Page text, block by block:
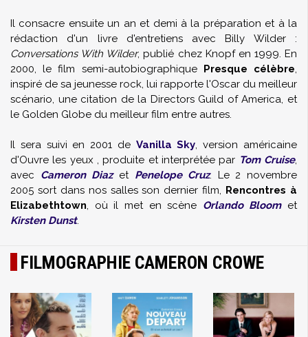
Il consacre ensuite un an et demi à la préparation et à la
rédaction d'un livre d'entretiens avec Billy Wilder :
Conversations With Wilder, publié chez Knopf en 1999. En
2000, le film semi-autobiographique Presque célèbre,
inspiré de sa jeunesse rock, lui rapporte l'Oscar du meilleur
scénario, une citation de la Directors Guild of America, et
le Golden Globe du meilleur film entre autres.
Il sera suivi en 2001 de Vanilla Sky, version américaine
d'Ouvre les yeux , produite et interprétée par Tom Cruise,
avec Cameron Diazet Penelope Cruz. Le 2 novembre
2005 sort dans nos salles son dernier film, Rencontres à
Elizabethtown, où il met en scène Orlando Bloomet
Kirsten Dunst.
FILMOGRAPHIE CAMERON CROWE